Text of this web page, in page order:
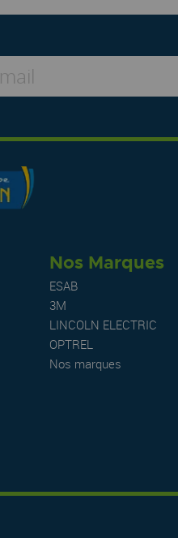
Nos Marques
ESAB
3M
LINCOLN ELECTRIC
OPTREL
Nos marques